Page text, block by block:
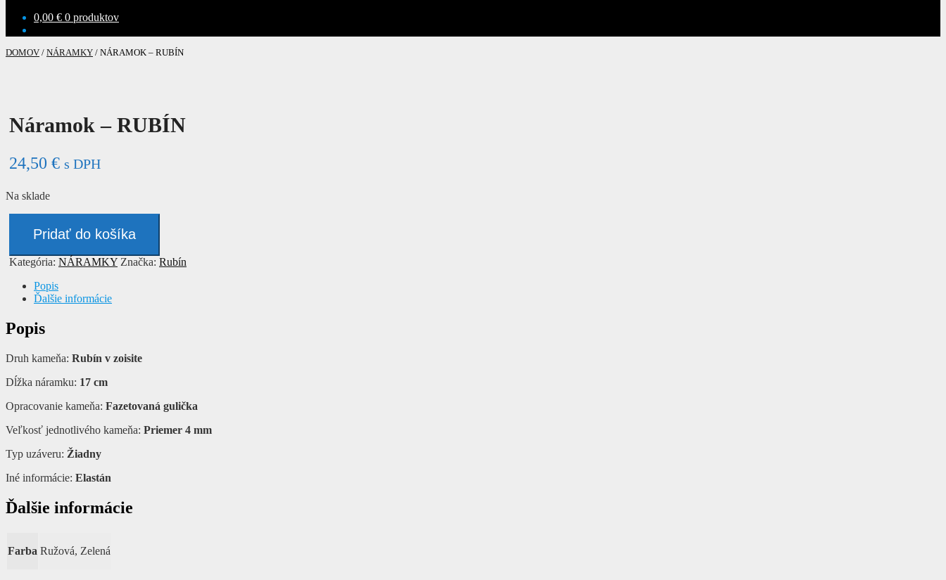
0,00 € 0 produktov
DOMOV / NÁRAMKY / NÁRAMOK – RUBÍN
Náramok – RUBÍN
24,50 € s DPH
Na sklade
Náramok
RUBÍN
Pridať do košíka
Kategória: NÁRAMKY Značka: Rubín
Popis
Ďalšie informácie
Popis
Druh kameňa: Rubín v zoisite
Dĺžka náramku: 17 cm
Opracovanie kameňa: Fazetovaná gulička
Veľkosť jednotlivého kameňa: Priemer 4 mm
Typ uzáveru: Žiadny
Iné informácie: Elastán
Ďalšie informácie
Farba Ružová, Zelená